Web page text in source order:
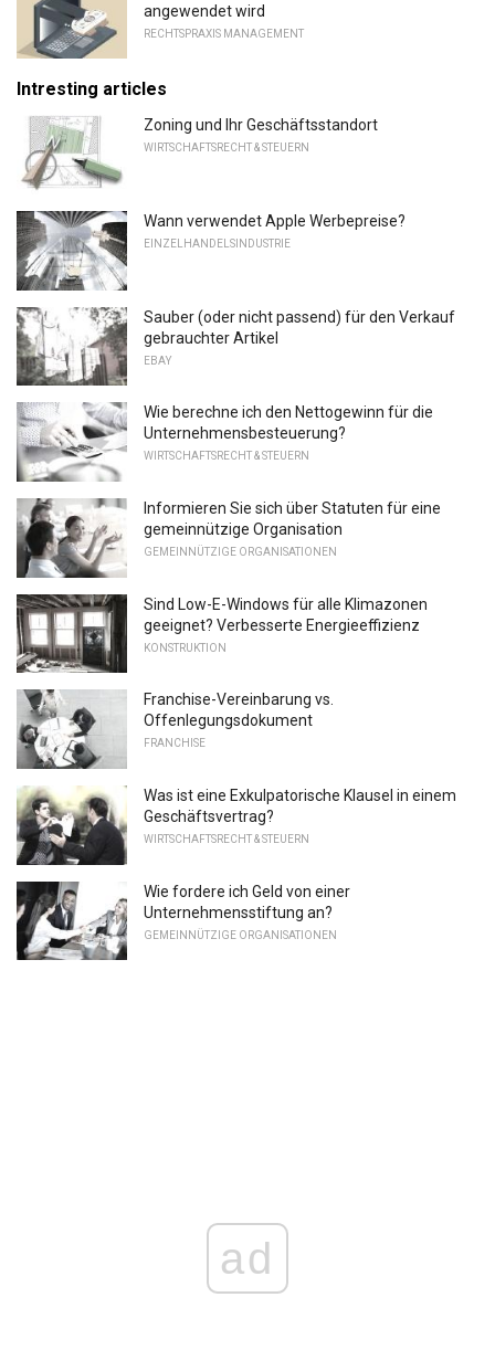
angewendet wird
RECHTSPRAXIS MANAGEMENT
Intresting articles
Zoning und Ihr Geschäftsstandort
WIRTSCHAFTSRECHT & STEUERN
Wann verwendet Apple Werbepreise?
EINZELHANDELSINDUSTRIE
Sauber (oder nicht passend) für den Verkauf
gebrauchter Artikel
EBAY
Wie berechne ich den Nettogewinn für die
Unternehmensbesteuerung?
WIRTSCHAFTSRECHT & STEUERN
Informieren Sie sich über Statuten für eine
gemeinnützige Organisation
GEMEINNÜTZIGE ORGANISATIONEN
Sind Low-E-Windows für alle Klimazonen
geeignet? Verbesserte Energieeffizienz
KONSTRUKTION
Franchise-Vereinbarung vs.
Offenlegungsdokument
FRANCHISE
Was ist eine Exkulpatorische Klausel in einem
Geschäftsvertrag?
WIRTSCHAFTSRECHT & STEUERN
Wie fordere ich Geld von einer
Unternehmensstiftung an?
GEMEINNÜTZIGE ORGANISATIONEN
ad